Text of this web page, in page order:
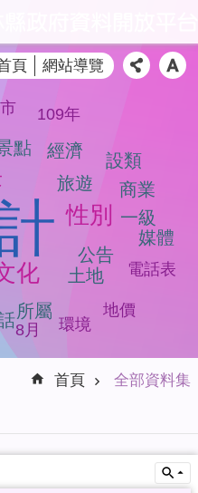
頁 網站導覽
化
性別
公告
旅遊
點
土地
經濟
所屬
一級
商業
設類
媒體
環境
電話表
109年
地價
8月
首頁 全部資料集